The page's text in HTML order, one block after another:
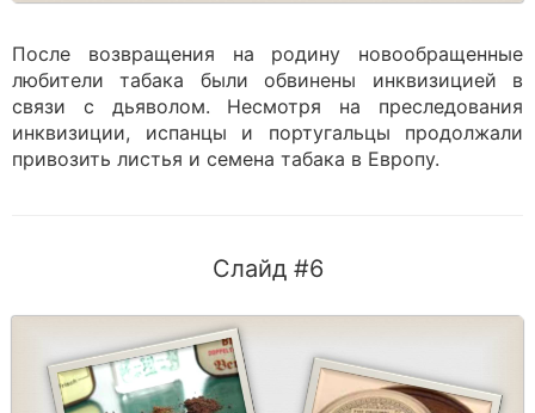
После возвращения на родину новообращенные
любители табака были обвинены инквизицией в
связи с дьяволом. Несмотря на преследования
инквизиции, испанцы и португальцы продолжали
привозить листья и семена табака в Европу.
Слайд #6